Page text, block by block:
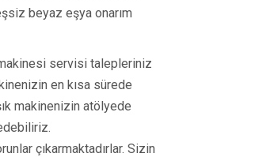
beyaz eşya onarım
servisi talepleriniz
en kısa sürede
makinenizin atölyede
çıkarmaktadırlar. Sizin